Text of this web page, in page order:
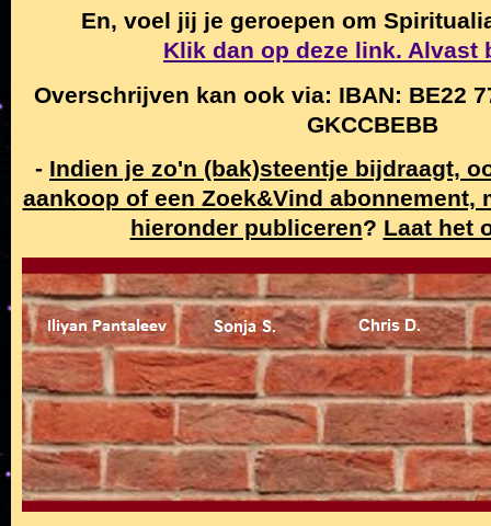
En, voel jij je geroepen om
Klik dan op deze link. Alvast
Overschrijven kan ook via: IBAN: BE22
GKCCBEBB
- Indien je zo'n (bak)steentje bijdraagt,
aankoop of een Zoek&Vind abonnement,
hieronder publiceren? Laat het